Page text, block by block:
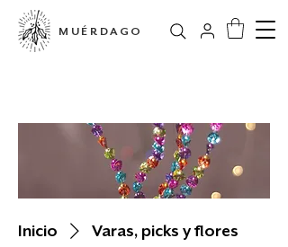
MUÉRDAGO
Inicio Varas, picks y flores